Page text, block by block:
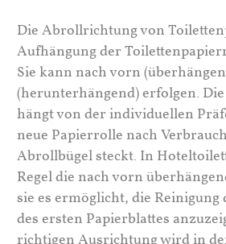
Die Abrollrichtung von
Aufhängung der
Sie kann nach vorn
(herunterhängend) erfolgen.
hängt von der individuellen
neue Papierrolle nach
Abrollbügel steckt. In
Regel die nach vorn
sie es ermöglicht, die
des ersten Papierblattes